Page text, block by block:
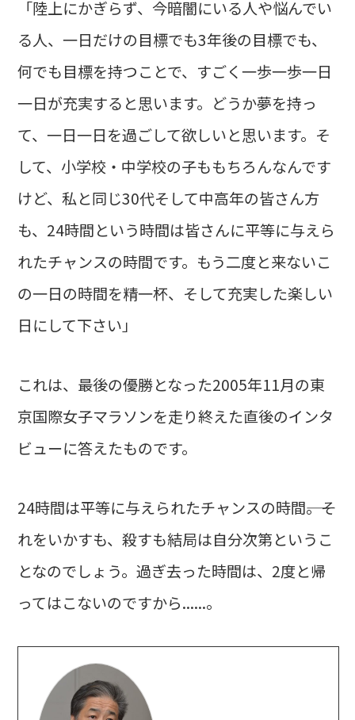
「陸上にかぎらず、今暗闇にいる人や悩んでい
る人、一日だけの目標でも3年後の目標でも、
何でも目標を持つことで、すごく一歩一歩一日
一日が充実すると思います。どうか夢を持っ
て、一日一日を過ごして欲しいと思います。そ
して、小学校・中学校の子ももちろんなんです
けど、私と同じ30代そして中高年の皆さん方
も、24時間という時間は皆さんに平等に与えら
れたチャンスの時間です。もう二度と来ないこ
の一日の時間を精一杯、そして充実した楽しい
日にして下さい」
これは、最後の優勝となった2005年11月の東
京国際女子マラソンを走り終えた直後のインタ
ビューに答えたものです。
24時間は平等に与えられたチャンスの時間――。そ
れをいかすも、殺すも結局は自分次第というこ
となのでしょう。過ぎ去った時間は、2度と帰
ってはこないのですから......。